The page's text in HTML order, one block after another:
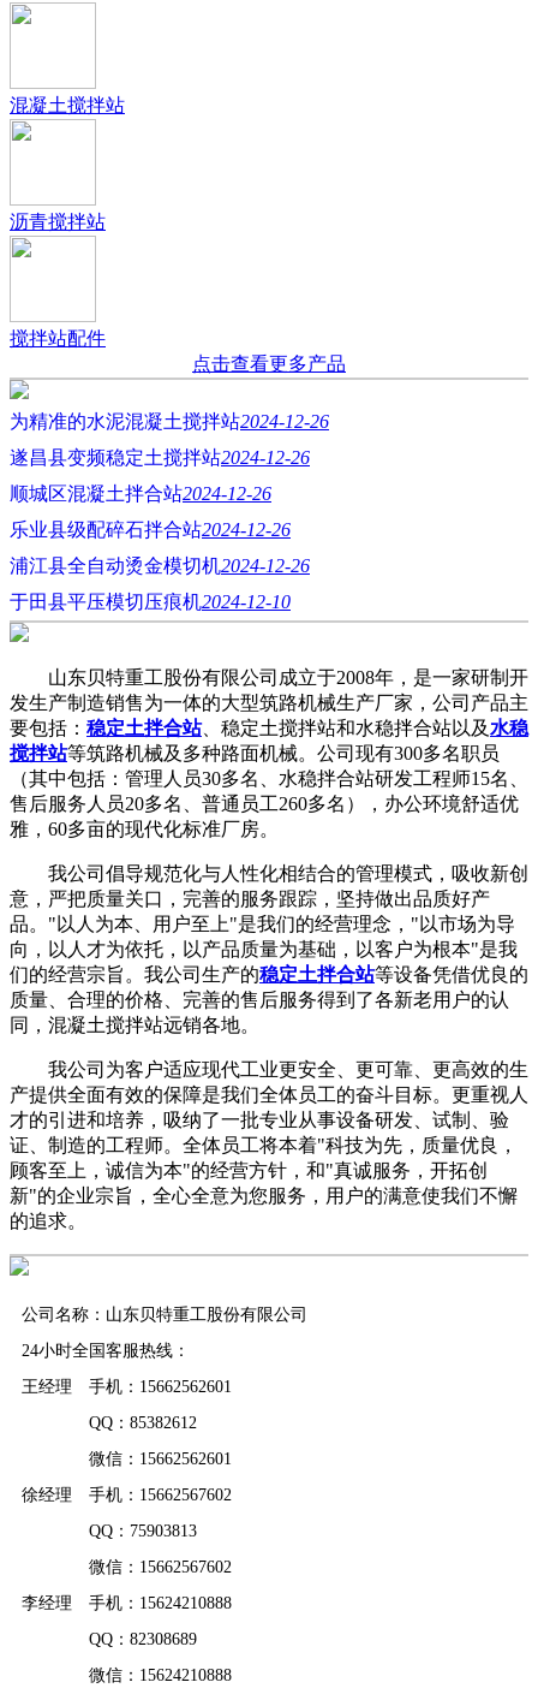
混凝土搅拌站
沥青搅拌站
搅拌站配件
点击查看更多产品
为精准的水泥混凝土搅拌站2024-12-26
遂昌县变频稳定土搅拌站2024-12-26
顺城区混凝土拌合站2024-12-26
乐业县级配碎石拌合站2024-12-26
浦江县全自动烫金模切机2024-12-26
于田县平压模切压痕机2024-12-10
山东贝特重工股份有限公司成立于2008年，是一家研制开
发生产制造销售为一体的大型筑路机械生产厂家，公司产品主
要包括： 稳定土拌合站、稳定土搅拌站和水稳拌合站以及 水稳
搅拌站等筑路机械及多种路面机械。公司现有300多名职员
（其中包括：管理人员30多名、水稳拌合站研发工程师15名、
售后服务人员20多名、普通员工260多名），办公环境舒适优
雅，60多亩的现代化标准厂房。
我公司倡导规范化与人性化相结合的管理模式，吸收新创
意，严把质量关口，完善的服务跟踪，坚持做出品质好产
品。"以人为本、用户至上"是我们的经营理念，"以市场为导
向，以人才为依托，以产品质量为基础，以客户为根本"是我
们的经营宗旨。我公司生产的稳定土拌合站等设备凭借优良的
质量、合理的价格、完善的售后服务得到了各新老用户的认
同，混凝土搅拌站远销各地。
我公司为客户适应现代工业更安全、更可靠、更高效的生
产提供全面有效的保障是我们全体员工的奋斗目标。更重视人
才的引进和培养，吸纳了一批专业从事设备研发、试制、验
证、制造的工程师。全体员工将本着"科技为先，质量优良，
顾客至上，诚信为本"的经营方针，和"真诚服务，开拓创
新"的企业宗旨，全心全意为您服务，用户的满意使我们不懈
的追求。
公司名称：山东贝特重工股份有限公司
24小时全国客服热线：
王经理 手机：15662562601
QQ：85382612
微信：15662562601
徐经理 手机：15662567602
QQ：75903813
微信：15662567602
李经理 手机：15624210888
QQ：82308689
微信：15624210888